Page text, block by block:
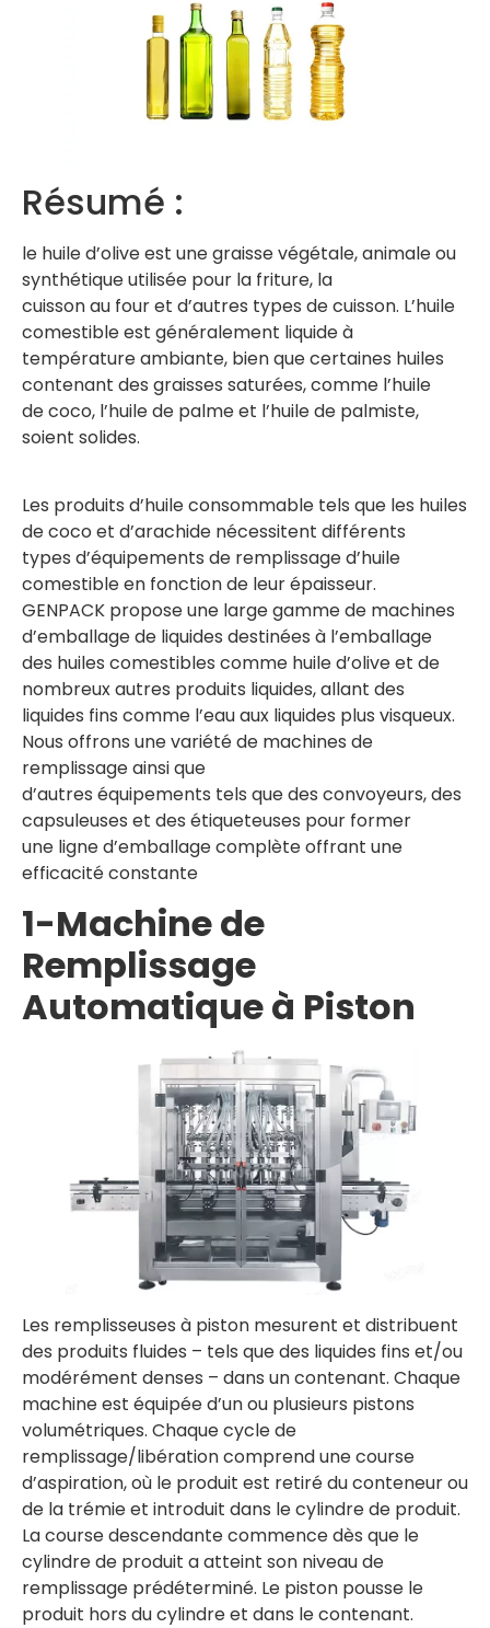
Résumé :
le huile d’olive est une graisse végétale, animale ou
synthétique utilisée pour la friture, la
cuisson au four et d’autres types de cuisson. L’huile
comestible est généralement liquide à
température ambiante, bien que certaines huiles
contenant des graisses saturées, comme l’huile
de coco, l’huile de palme et l’huile de palmiste,
soient solides.
Les produits d’huile consommable tels que les huiles
de coco et d’arachide nécessitent différents
types d’équipements de remplissage d’huile
comestible en fonction de leur épaisseur.
GENPACK propose une large gamme de machines
d’emballage de liquides destinées à l’emballage
des huiles comestibles comme huile d’olive et de
nombreux autres produits liquides, allant des
liquides fins comme l’eau aux liquides plus visqueux.
Nous offrons une variété de machines de
remplissage ainsi que
d’autres équipements tels que des convoyeurs, des
capsuleuses et des étiqueteuses pour former
une ligne d’emballage complète offrant une
efficacité constante
1-Machine de
Remplissage
Automatique à Piston
Les remplisseuses à piston mesurent et distribuent
des produits fluides – tels que des liquides fins et/ou
modérément denses – dans un contenant. Chaque
machine est équipée d’un ou plusieurs pistons
volumétriques. Chaque cycle de
remplissage/libération comprend une course
d’aspiration, où le produit est retiré du conteneur ou
de la trémie et introduit dans le cylindre de produit.
La course descendante commence dès que le
cylindre de produit a atteint son niveau de
remplissage prédéterminé. Le piston pousse le
produit hors du cylindre et dans le contenant.